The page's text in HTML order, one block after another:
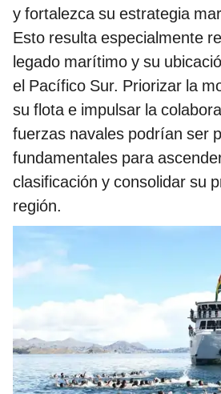
y fortalezca su estrategia
Esto resulta especialmente
legado marítimo y su
el Pacífico Sur. Priorizar la
su flota e impulsar la
fuerzas navales podrían ser
fundamentales para
clasificación y consolidar su
región.